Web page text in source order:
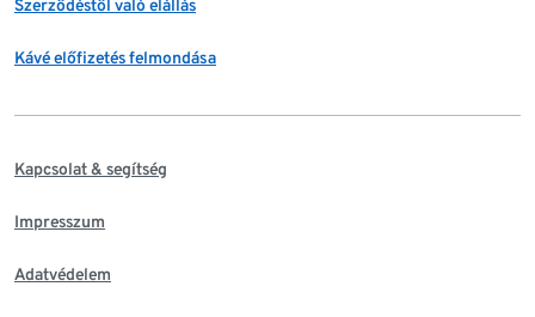
Szerződéstől való elállás
Kávé előfizetés felmondása
Kapcsolat & segítség
Impresszum
Adatvédelem